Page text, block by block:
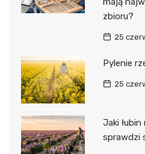
zbioru?
25
Pylenie
25
Jaki łubin
sprawdzi